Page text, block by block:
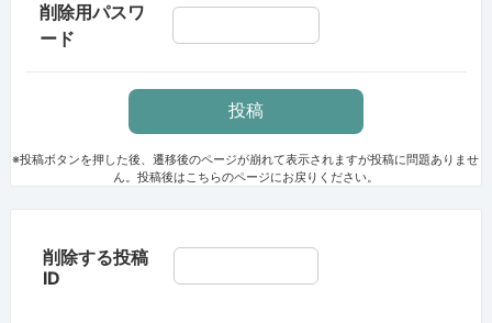
削除用パスワ
ード
※投稿ボタンを押した後、遷移後のページが崩れて表示されますが投稿に問題ありませ
ん。投稿後はこちらのページにお戻りください。
削除する投稿
ID